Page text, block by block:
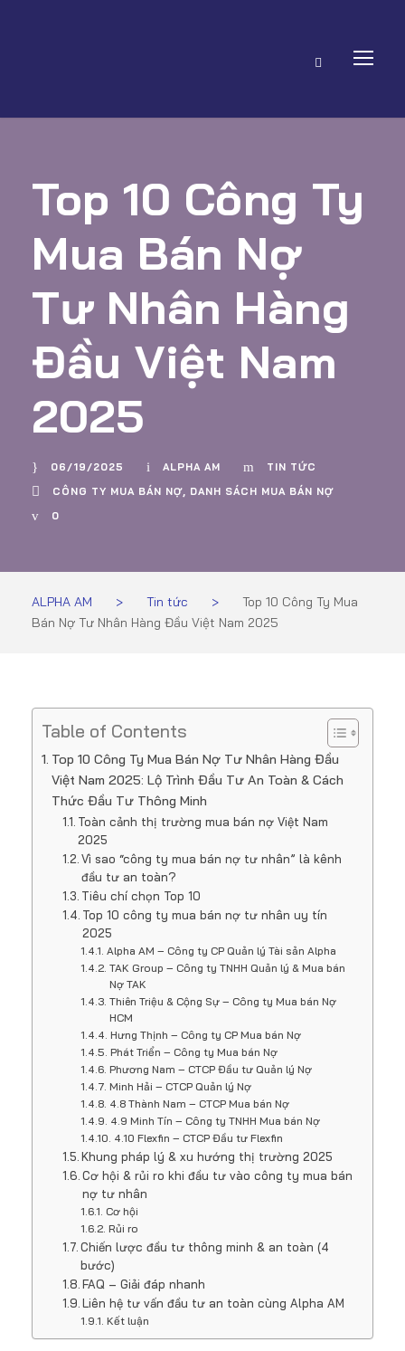
Top 10 Công Ty
Mua Bán Nợ
Tư Nhân Hàng
Đầu Việt Nam
2025
06/19/2025 ALPHA AM
TIN TỨC
CÔNG TY MUA BÁN NỢ, DANH SÁCH MUA BÁN NỢ
0
ALPHA AM > Tin tức >
Top 10 Công Ty Mua
Bán Nợ Tư Nhân Hàng Đầu Việt Nam 2025
Table of Contents
Top 10 Công Ty Mua Bán Nợ Tư Nhân Hàng Đầu
Việt Nam 2025: Lộ Trình Đầu Tư An Toàn & Cách
Thức Đầu Tư Thông Minh
Toàn cảnh thị trường mua bán nợ Việt Nam
2025
Vì sao “công ty mua bán nợ tư nhân” là kênh
đầu tư an toàn?
Tiêu chí chọn Top 10
Top 10 công ty mua bán nợ tư nhân uy tín
2025
Alpha AM – Công ty CP Quản lý Tài sản Alpha
TAK Group – Công ty TNHH Quản lý & Mua bán
Nợ TAK
Thiên Triệu & Cộng Sự – Công ty Mua bán Nợ
HCM
Hưng Thịnh – Công ty CP Mua bán Nợ
Phát Triển – Công ty Mua bán Nợ
Phương Nam – CTCP Đầu tư Quản lý Nợ
Minh Hải – CTCP Quản lý Nợ
4.8 Thành Nam – CTCP Mua bán Nợ
4.9 Minh Tín – Công ty TNHH Mua bán Nợ
4.10 Flexfin – CTCP Đầu tư Flexfin
Khung pháp lý & xu hướng thị trường 2025
Cơ hội & rủi ro khi đầu tư vào công ty mua bán
nợ tư nhân
Cơ hội
Rủi ro
Chiến lược đầu tư thông minh & an toàn (4
bước)
FAQ – Giải đáp nhanh
Liên hệ tư vấn đầu tư an toàn cùng Alpha AM
Kết luận